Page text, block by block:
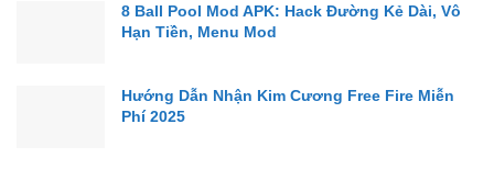
8 Ball Pool Mod APK: Hack Đường Kẻ Dài, Vô
Hạn Tiền, Menu Mod
Hướng Dẫn Nhận Kim Cương Free Fire Miễn
Phí 2025